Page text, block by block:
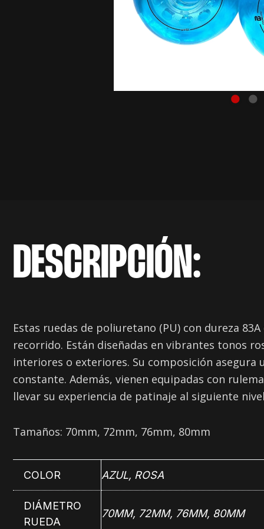
DESCRIPCIÓN:
Estas ruedas de poliuretano (PU) con dureza
recorrido. Están diseñadas en vibrantes tonos
interiores o exteriores. Su composición
constante. Además, vienen equipadas con
llevar su experiencia de patinaje al siguiente
Tamaños: 70mm, 72mm, 76mm, 80mm
COLOR AZUL, ROSA
DIÁMETRO
RUEDA
70MM, 72MM, 76MM, 80MM